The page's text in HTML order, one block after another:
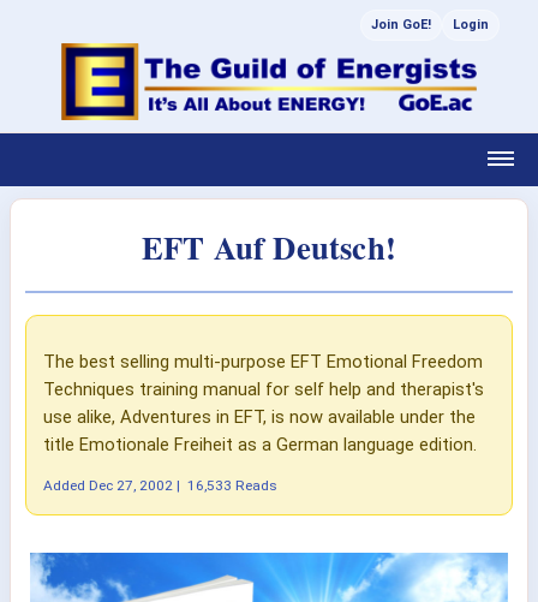
Join GoE! Login
EFT Auf Deutsch!
The best selling multi-purpose EFT Emotional Freedom
Techniques training manual for self help and therapist's
use alike, Adventures in EFT, is now available under the
title Emotionale Freiheit as a German language edition.
Added Dec 27, 2002 | 16,533 Reads